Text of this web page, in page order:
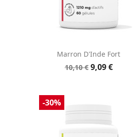
Aperçu rapide
Marron D'Inde Fort
10,10 € 9,09 €
-30%